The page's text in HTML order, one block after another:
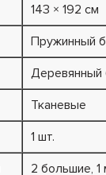
143 × 192 см
Пружинный
Деревянный
Тканевые
1 шт.
2 большие, 1